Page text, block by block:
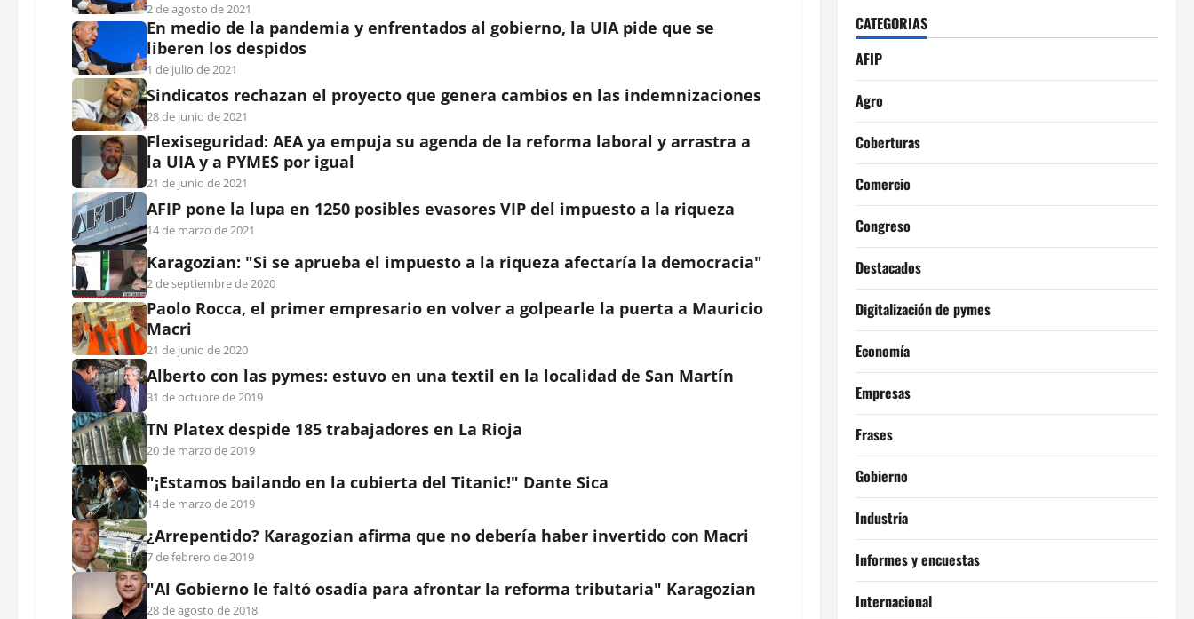
2 de agosto de 2021
En medio de la pandemia y enfrentados al gobierno, la UIA pide que se
liberen los despidos
1 de julio de 2021
Sindicatos rechazan el proyecto que genera cambios en las indemnizaciones
28 de junio de 2021
Flexiseguridad: AEA ya empuja su agenda de la reforma laboral y arrastra a
la UIA y a PYMES por igual
21 de junio de 2021
AFIP pone la lupa en 1250 posibles evasores VIP del impuesto a la riqueza
14 de marzo de 2021
Karagozian: "Si se aprueba el impuesto a la riqueza afectaría la democracia"
2 de septiembre de 2020
Paolo Rocca, el primer empresario en volver a golpearle la puerta a Mauricio
Macri
21 de junio de 2020
Alberto con las pymes: estuvo en una textil en la localidad de San Martín
31 de octubre de 2019
TN Platex despide 185 trabajadores en La Rioja
20 de marzo de 2019
"¡Estamos bailando en la cubierta del Titanic!" Dante Sica
14 de marzo de 2019
¿Arrepentido? Karagozian afirma que no debería haber invertido con Macri
7 de febrero de 2019
"Al Gobierno le faltó osadía para afrontar la reforma tributaria" Karagozian
28 de agosto de 2018
CATEGORIAS
AFIP
Agro
Coberturas
Comercio
Congreso
Destacados
Digitalización de pymes
Economía
Empresas
Frases
Gobierno
Industria
Informes y encuestas
Internacional